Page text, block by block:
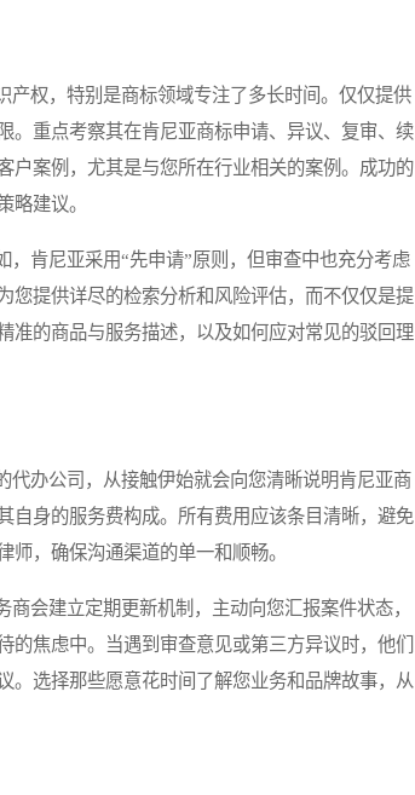
权，特别是商标领域专注了多长时间。仅仅提供
。重点考察其在肯尼亚商标申请、异议、复审、续
户案例，尤其是与您所在行业相关的案例。成功的
略建议。
肯尼亚采用“先申请”原则，但审查中也充分考虑
您提供详尽的检索分析和风险评估，而不仅仅是提
准的商品与服务描述，以及如何应对常见的驳回理
办公司，从接触伊始就会向您清晰说明肯尼亚商
自身的服务费构成。所有费用应该条目清晰，避免
，确保沟通渠道的单一和顺畅。
会建立定期更新机制，主动向您汇报案件状态，
焦虑中。当遇到审查意见或第三方异议时，他们
。选择那些愿意花时间了解您业务和品牌故事，从